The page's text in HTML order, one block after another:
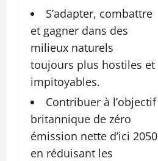
S’adapter, combattre
et gagner dans des
milieux naturels
toujours plus hostiles et
impitoyables.
Contribuer à l’objectif
britannique de zéro
émission nette d’ici 2050
en réduisant les